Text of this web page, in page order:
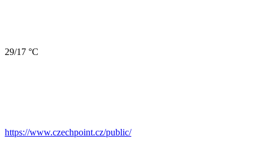
29/17 °C
https://www.czechpoint.cz/public/